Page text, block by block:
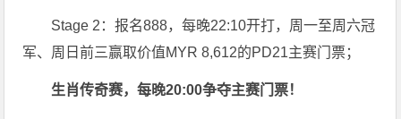
Stage 2：报名888，每晚22:10开打，周一至周六冠
军、周日前三赢取价值MYR 8,612的PD21主赛门票；
生肖传奇赛，每晚20:00争夺主赛门票！